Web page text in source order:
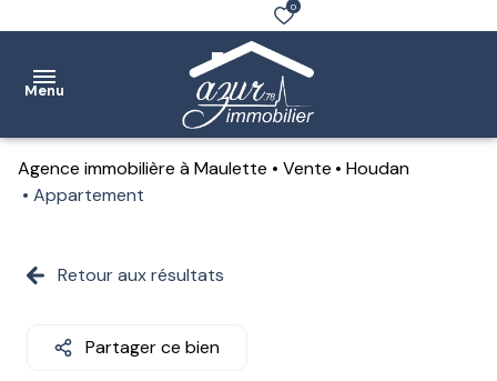
0
Menu
Accueil
Location
Notre
agence
Agence immobilière à Maulette Vente
Houdan
Appartement
Retour aux résultats
Partager ce bien